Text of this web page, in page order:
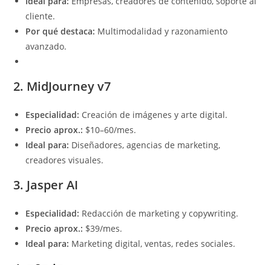
cliente.
Por qué destaca: Multimodalidad y razonamiento
avanzado.
2. MidJourney v7
Especialidad: Creación de imágenes y arte digital.
Precio aprox.: $10–60/mes.
Ideal para: Diseñadores, agencias de marketing,
creadores visuales.
3. Jasper AI
Especialidad: Redacción de marketing y copywriting.
Precio aprox.: $39/mes.
Ideal para: Marketing digital, ventas, redes sociales.